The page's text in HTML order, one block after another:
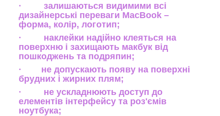
· залишаються видимими всі
дизайнерські переваги MacBook –
форма, колір, логотип;
· наклейки надійно клеяться на
поверхню і захищають макбук від
пошкоджень та подряпин;
· не допускають появу на поверхні
брудних і жирних плям;
· не ускладнюють доступ до
елементів інтерфейсу та роз'ємів
ноутбука;